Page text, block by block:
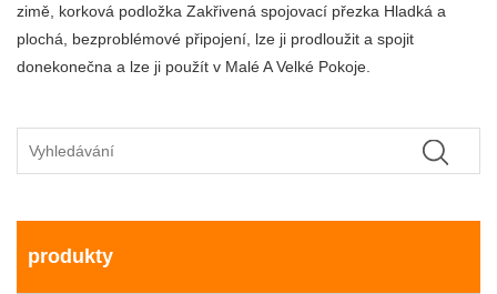
zimě, korková podložka Zakřivená spojovací přezka Hladká a
plochá, bezproblémové připojení, lze ji prodloužit a spojit
donekonečna a lze ji použít v Malé A Velké Pokoje.
produkty